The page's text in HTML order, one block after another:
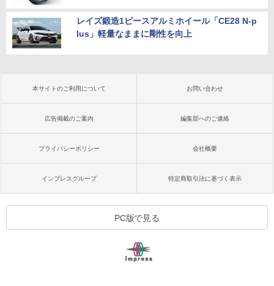
レイズ鍛造1ピースアルミホイール「CE28 N-p
lus」軽量なままに剛性を向上
本サイトのご利用について お問い合わせ
広告掲載のご案内 編集部へのご連絡
プライバシーポリシー 会社概要
インプレスグループ 特定商取引法に基づく表示
PC版で見る